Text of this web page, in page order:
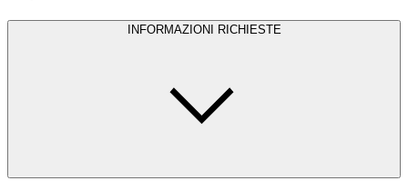
INFORMAZIONI RICHIESTE